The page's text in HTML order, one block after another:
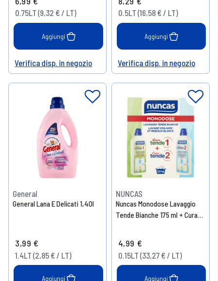
0.75LT (9,32 € / LT)
Aggiungi
Help
Verifica disp. in negozio
0.5LT (16,58 € / LT)
Aggiungi
Help
Verifica disp. in negozio
General
General Lana E Delicati 1,40l
3,99 €
1.4LT (2,85 € / LT)
Aggiungi
NUNCAS
Nuncas Monodose Lavaggio
Tende Bianche 175 ml + Cura
4,99 €
0.15LT (33,27 € / LT)
Aggiungi